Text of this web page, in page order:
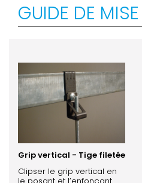
GUIDE DE
Grip vertical - Tige filetée
Clipser le grip vertical en